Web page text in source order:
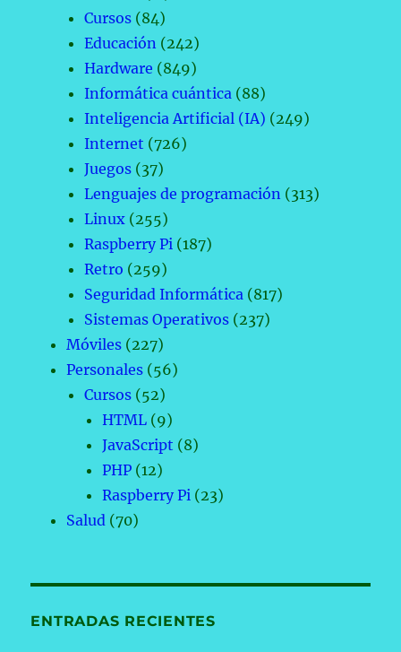
Cursos (84)
Educación (242)
Hardware (849)
Informática cuántica (88)
Inteligencia Artificial (IA) (249)
Internet (726)
Juegos (37)
Lenguajes de programación (313)
Linux (255)
Raspberry Pi (187)
Retro (259)
Seguridad Informática (817)
Sistemas Operativos (237)
Móviles (227)
Personales (56)
Cursos (52)
HTML (9)
JavaScript (8)
PHP (12)
Raspberry Pi (23)
Salud (70)
ENTRADAS RECIENTES